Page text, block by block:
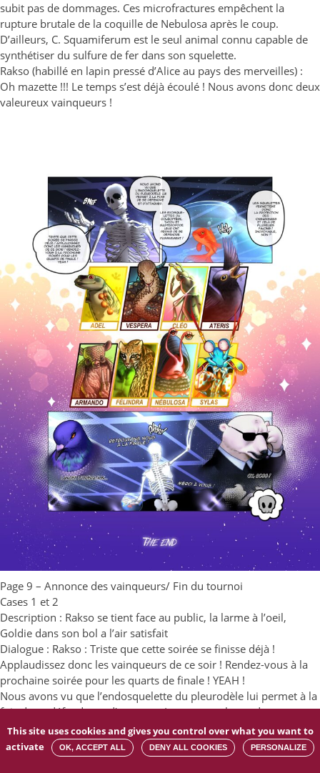
subit pas de dommages. Ces microfractures empêchent la
rupture brutale de la coquille de Nebulosa après le coup.
D’ailleurs, C. Squamiferum est le seul animal connu capable de
synthétiser du sulfure de fer dans son squelette.
Rakso (habillé en lapin pressé d’Alice au pays des merveilles) :
Oh mazette !!! Le temps s’est déjà écoulé ! Nous avons donc deux
valeureux vainqueurs !
Page 9 – Annonce des vainqueurs/ Fin du tournoi
Cases 1 et 2
Description : Rakso se tient face au public, la larme à l’oeil,
Goldie dans son bol a l’air satisfait
Dialogue : Rakso : Triste que cette soirée se finisse déjà !
Applaudissez donc les vainqueurs de ce soir ! Rendez-vous à la
prochaine soirée pour les quarts de finale ! YEAH !
Nous avons vu que l’endosquelette du pleurodèle lui permet à la
fois de se défendre et d’attaquer. Les exosquelettes du
coléoptère, tatou et gastéropode leur ont permis de se défendre
passivement !
Les squelettes permettent donc la protection des organismes de
This site uses cookies and gives you control over what you want to
activate
OK, ACCEPT ALL DENY ALL COOKIES PERSONALIZE